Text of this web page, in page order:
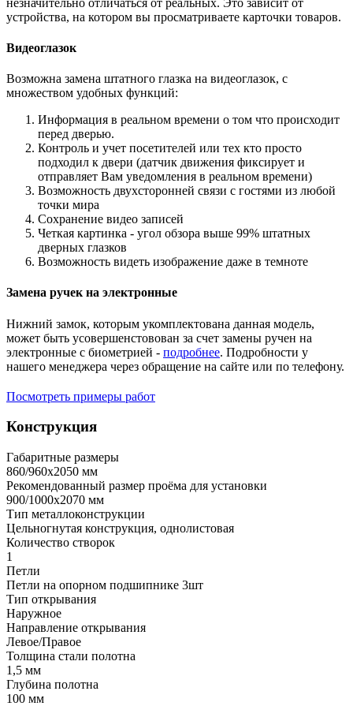
устройства, на котором вы просматриваете карточки товаров.
Видеоглазок
Возможна замена штатного глазка на видеоглазок, с
множеством удобных функций:
Информация в реальном времени о том что происходит
перед дверью.
Контроль и учет посетителей или тех кто просто
подходил к двери (датчик движения фиксирует и
отправляет Вам уведомления в реальном времени)
Возможность двухсторонней связи с гостями из любой
точки мира
Сохранение видео записей
Четкая картинка - угол обзора выше 99% штатных
дверных глазков
Возможность видеть изображение даже в темноте
Замена ручек на электронные
Нижний замок, которым укомплектована данная модель,
может быть усовершенстовован за счет замены ручен на
электронные с биометрией - подробнее. Подробности у
нашего менеджера через обращение на сайте или по телефону.
Посмотреть примеры работ
Конструкция
Габаритные размеры
860/960х2050 мм
Рекомендованный размер проёма для установки
900/1000х2070 мм
Тип металлоконструкции
Цельногнутая конструкция, однолистовая
Количество створок
1
Петли
Петли на опорном подшипнике 3шт
Тип открывания
Наружное
Направление открывания
Левое/Правое
Толщина стали полотна
1,5 мм
Глубина полотна
100 мм